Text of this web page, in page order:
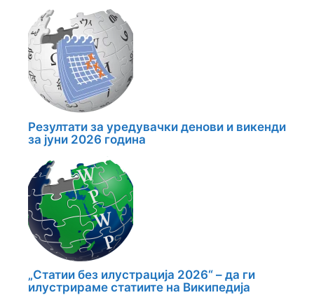
Резултати за уредувачки денови и викенди
за јуни 2026 година
„Статии без илустрација 2026“ – да ги
илустрираме статиите на Википедија